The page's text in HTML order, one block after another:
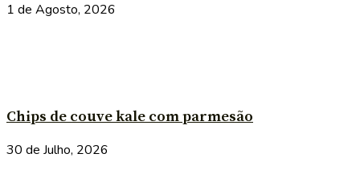
1 de Agosto, 2026
Chips de couve kale com parmesão
30 de Julho, 2026